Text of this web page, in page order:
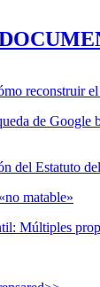
reconstruir
de Google
del Estatuto
matable»
Múltiples